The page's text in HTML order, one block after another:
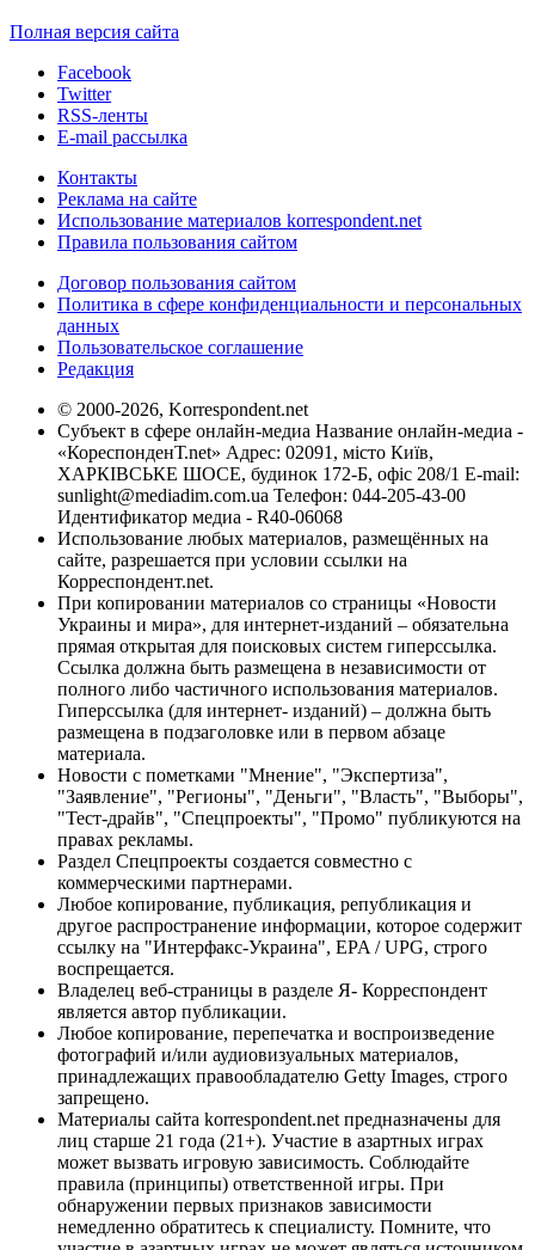
Полная версия сайта
Facebook
Twitter
RSS-ленты
E-mail рассылка
Контакты
Реклама на сайте
Использование материалов korrespondent.net
Правила пользования сайтом
Договор пользования сайтом
Политика в сфере конфиденциальности и персональных
данных
Пользовательское соглашение
Редакция
© 2000-2026, Korrespondent.net
Субъект в сфере онлайн-медиа Название онлайн-медиа -
«КореспонденТ.net» Адрес: 02091, місто Київ,
ХАРКІВСЬКЕ ШОСЕ, будинок 172-Б, офіс 208/1 E-mail:
sunlight@mediadim.com.ua Телефон: 044-205-43-00
Идентификатор медиа - R40-06068
Использование любых материалов, размещённых на
сайте, разрешается при условии ссылки на
Корреспондент.net.
При копировании материалов со страницы «Новости
Украины и мира», для интернет-изданий – обязательна
прямая открытая для поисковых систем гиперссылка.
Ссылка должна быть размещена в независимости от
полного либо частичного использования материалов.
Гиперссылка (для интернет- изданий) – должна быть
размещена в подзаголовке или в первом абзаце
материала.
Новости с пометками "Мнение", "Экспертиза",
"Заявление", "Регионы", "Деньги", "Власть", "Выборы",
"Тест-драйв", "Спецпроекты", "Промо" публикуются на
правах рекламы.
Раздел Спецпроекты создается совместно с
коммерческими партнерами.
Любое копирование, публикация, републикация и
другое распространение информации, которое содержит
ссылку на "Интерфакс-Украина", EPA / UPG, строго
воспрещается.
Владелец веб-страницы в разделе Я- Корреспондент
является автор публикации.
Любое копирование, перепечатка и воспроизведение
фотографий и/или аудиовизуальных материалов,
принадлежащих правообладателю Getty Images, строго
запрещено.
Материалы сайта korrespondent.net предназначены для
лиц старше 21 года (21+). Участие в азартных играх
может вызвать игровую зависимость. Соблюдайте
правила (принципы) ответственной игры. При
обнаружении первых признаков зависимости
немедленно обратитесь к специалисту. Помните, что